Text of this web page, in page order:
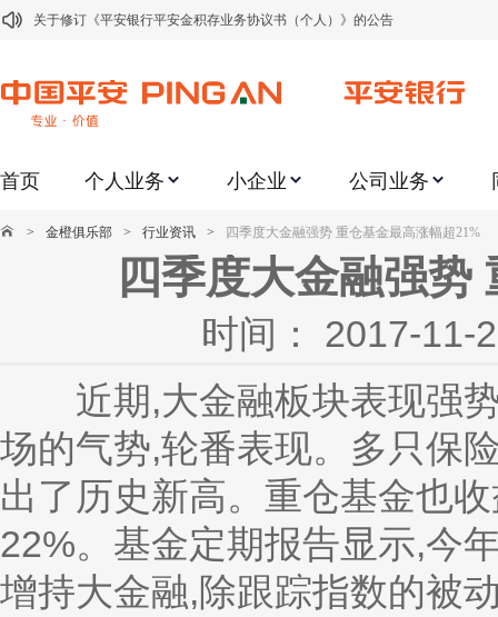
关于修订《平安银行平安金积存业务协议书（个人）》的公告
关于2021年劳动节期间代理贵金属业务风险提示的通知
关于加强代理贵金属业务风险防范的提示
关于进一步加强代理贵金属业务风险防范的提示
关于加强代理贵金属业务风险防范的提示
关于平安银行电子版信用卡更名为平安银行数字信用卡的公告
关于调整存量首套住房贷款利率的公告
首页 个人业务 小企业 公司业务
> 金橙俱乐部 > 行业资讯 > 四季度大金融强势 重仓基金最高涨幅超21%
四季度大金融强势
时间： 2017-11-
近期,大金融板块表现强势
场的气势,轮番表现。多只保
出了历史新高。重仓基金也
22%。基金定期报告显示,今
增持大金融,除跟踪指数的被